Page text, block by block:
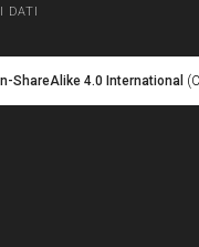
DATI
ShareAlike 4.0 International